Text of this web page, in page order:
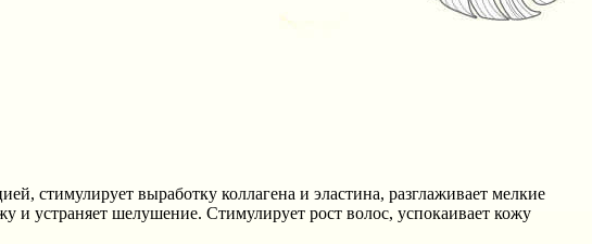
стимулирует выработку коллагена и эластина, разглаживает мелкие
устраняет шелушение. Стимулирует рост волос, успокаивает кожу